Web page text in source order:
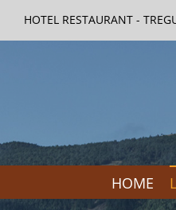
content
HOTEL RESTAURANT -
HOME